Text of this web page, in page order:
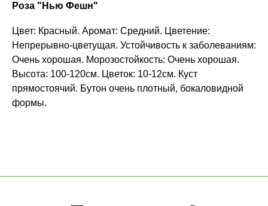
Роза "Нью Фешн"
Цвет: Красный. Аромат: Средний. Цветение:
Непрерывно-цветущая. Устойчивость к заболеваниям:
Очень хорошая. Морозостойкость: Очень хорошая.
Высота: 100-120см. Цветок: 10-12см. Куст
прямостоячий. Бутон очень плотный, бокаловидной
формы.
Почему мы?
Качество
Мы закупаем только
Знания